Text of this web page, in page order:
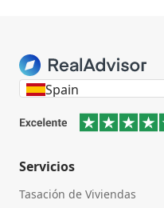
Spain
Servicios
Tasación de Viviendas